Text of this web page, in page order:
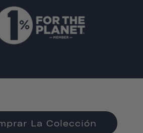
La Colección